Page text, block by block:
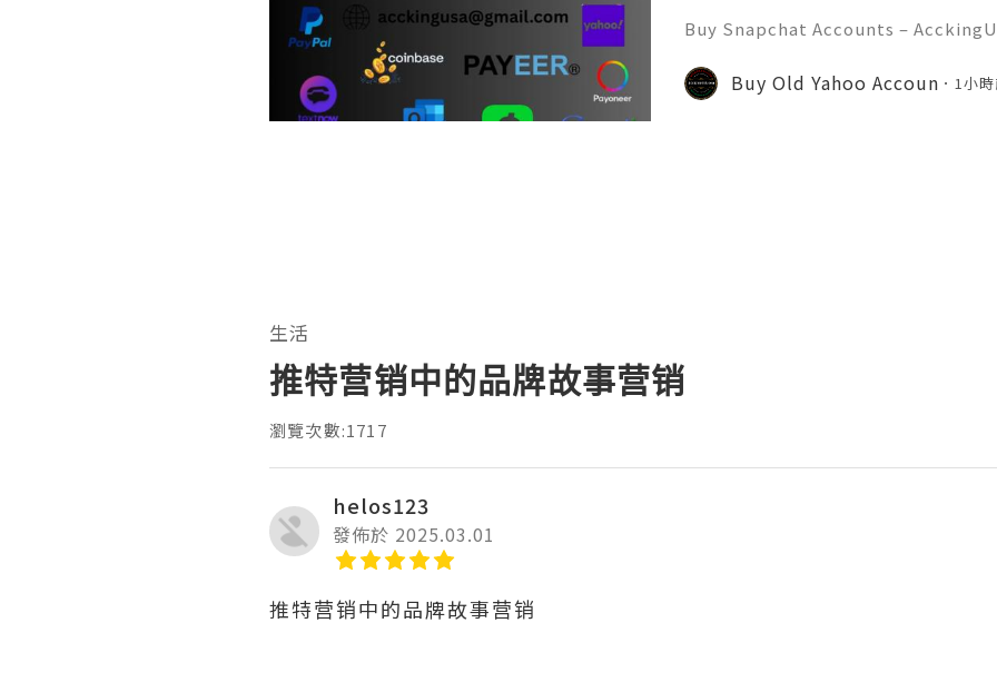
Buy Snapchat Accounts –
nication, branding, and marketing.
at has become one of the most
Buy Old Yahoo Accoun 1小
生活
推特营销中的品牌故事营销
瀏覽次數:1717
helos123
發佈於 2025.03.01
推特营销中的品牌故事营销